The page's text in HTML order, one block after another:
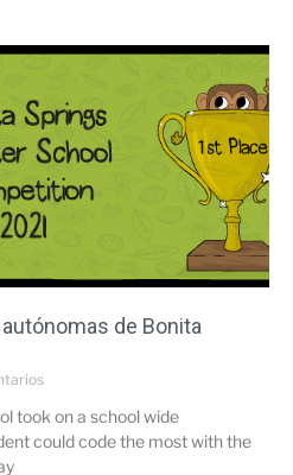
de Bonita
took on a school wide
could code the most with the